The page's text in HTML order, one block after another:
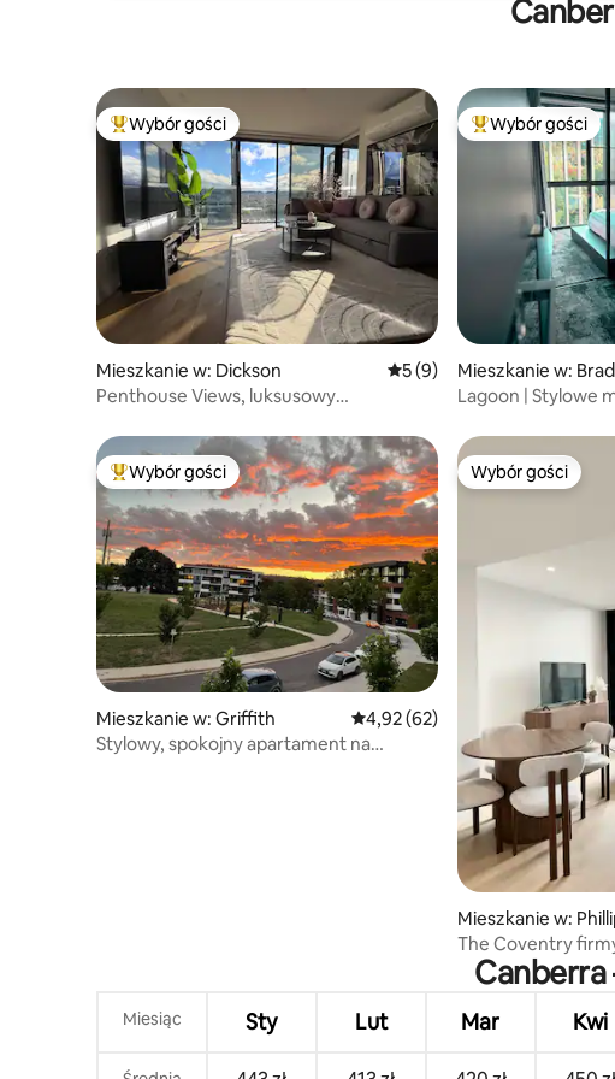
Najpopularniejsze z kategorii Wybór gości
Wybór gości
Mieszkanie w: Dickson Średnia ocena: 5 na 5,
5 (9)
Penthouse Views, luksusowy
Wybór gości
Mieszkanie w:
Lagoon | Stylowe
Najpopularniejsze z kategorii Wybór gości
Wybór gości
Mieszkanie w: Griffith Średnia ocena: 4,92 na 5, liczba
4,92 (62)
Stylowy, spokojny apartament na
Wybór gości
Wybór gości
Mieszkanie w:
The Coventry
Company
Canberra
Miesiąc Sty Lut Mar Kwi